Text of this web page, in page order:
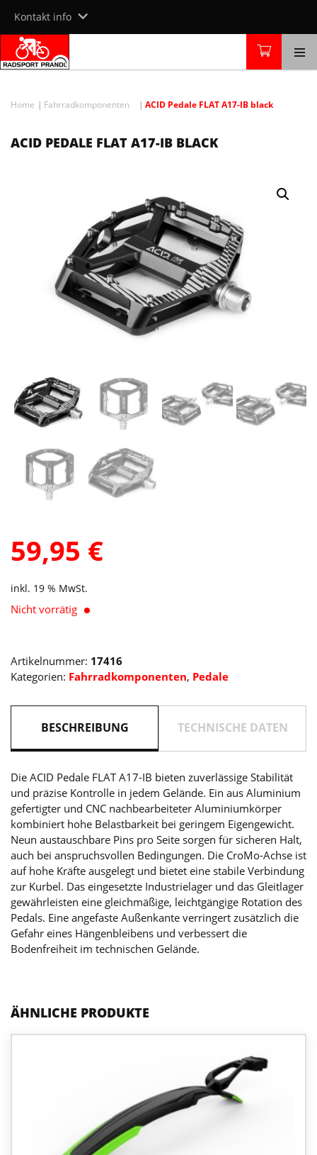
content
Kontakt info
Home Fahrradkomponenten ACID Pedale FLAT A17-IB black
ACID PEDALE FLAT A17-IB BLACK
59,95 €
inkl. 19 % MwSt.
Nicht vorrätig
Artikelnummer: 17416
Kategorien: Fahrradkomponenten, Pedale
BESCHREIBUNG TECHNISCHE DATEN
Die ACID Pedale FLAT A17-IB bieten zuverlässige Stabilität
und präzise Kontrolle in jedem Gelände. Ein aus Aluminium
gefertigter und CNC nachbearbeiteter Aluminiumkörper
kombiniert hohe Belastbarkeit bei geringem Eigengewicht.
Neun austauschbare Pins pro Seite sorgen für sicheren Halt,
auch bei anspruchsvollen Bedingungen. Die CroMo-Achse ist
auf hohe Kräfte ausgelegt und bietet eine stabile Verbindung
zur Kurbel. Das eingesetzte Industrielager und das Gleitlager
gewährleisten eine gleichmäßige, leichtgängige Rotation des
Pedals. Eine angefaste Außenkante verringert zusätzlich die
Gefahr eines Hängenbleibens und verbessert die
Bodenfreiheit im technischen Gelände.
ÄHNLICHE PRODUKTE